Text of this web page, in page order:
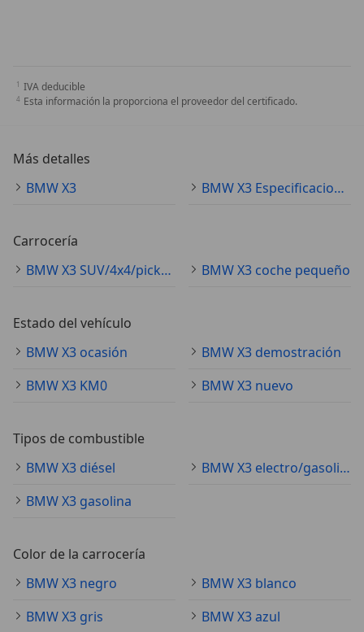
IVA deducible
Esta información la proporciona el proveedor del certificado.
Más detalles
BMW X3
BMW X3 Especificaciones técnicas
Carrocería
BMW X3 SUV/4x4/pickup
BMW X3 coche pequeño
Estado del vehículo
BMW X3 ocasión
BMW X3 demostración
BMW X3 KM0
BMW X3 nuevo
Tipos de combustible
BMW X3 diésel
BMW X3 electro/gasolina
BMW X3 gasolina
Color de la carrocería
BMW X3 negro
BMW X3 blanco
BMW X3 gris
BMW X3 azul